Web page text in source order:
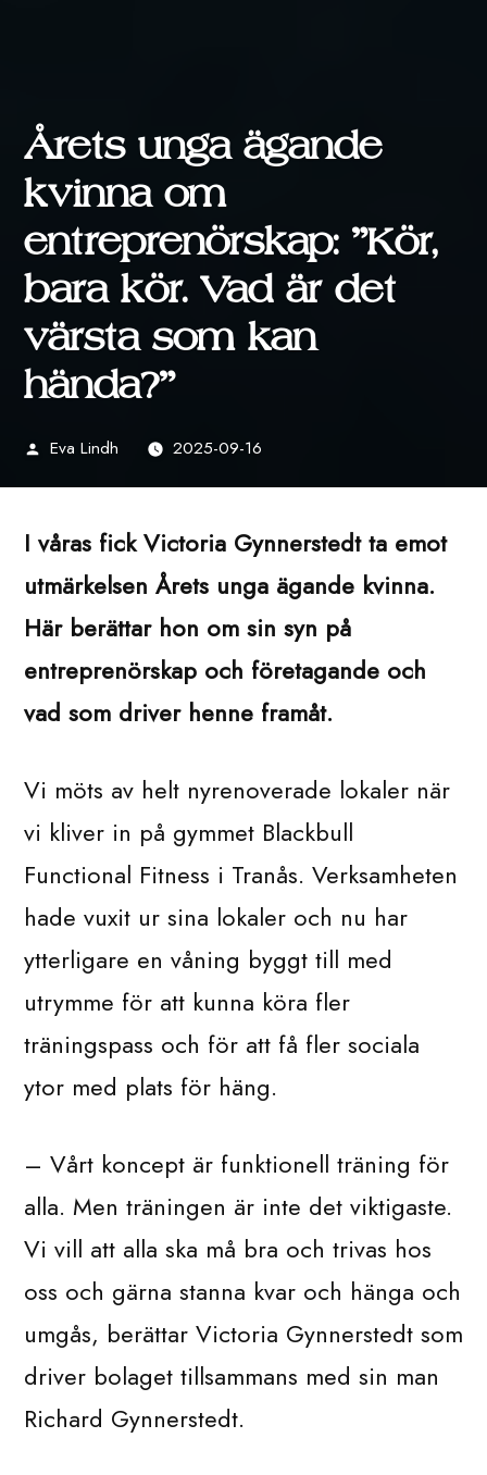
Årets unga ägande
kvinna om
entreprenörskap: ”Kör,
bara kör. Vad är det
värsta som kan
hända?”
Publicerat
Eva Lindh 2025-09-16
I våras fick Victoria Gynnerstedt ta emot
utmärkelsen Årets unga ägande kvinna.
Här berättar hon om sin syn på
entreprenörskap och företagande och
vad som driver henne framåt.
Vi möts av helt nyrenoverade lokaler när
vi kliver in på gymmet Blackbull
Functional Fitness i Tranås. Verksamheten
hade vuxit ur sina lokaler och nu har
ytterligare en våning byggt till med
utrymme för att kunna köra fler
träningspass och för att få fler sociala
ytor med plats för häng.
– Vårt koncept är funktionell träning för
alla. Men träningen är inte det viktigaste.
Vi vill att alla ska må bra och trivas hos
oss och gärna stanna kvar och hänga och
umgås, berättar Victoria Gynnerstedt som
driver bolaget tillsammans med sin man
Richard Gynnerstedt.